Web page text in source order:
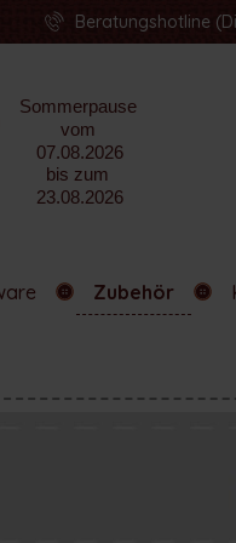
Beratungshotline
Zubehör